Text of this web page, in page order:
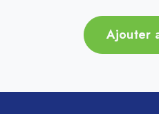
Ajouter